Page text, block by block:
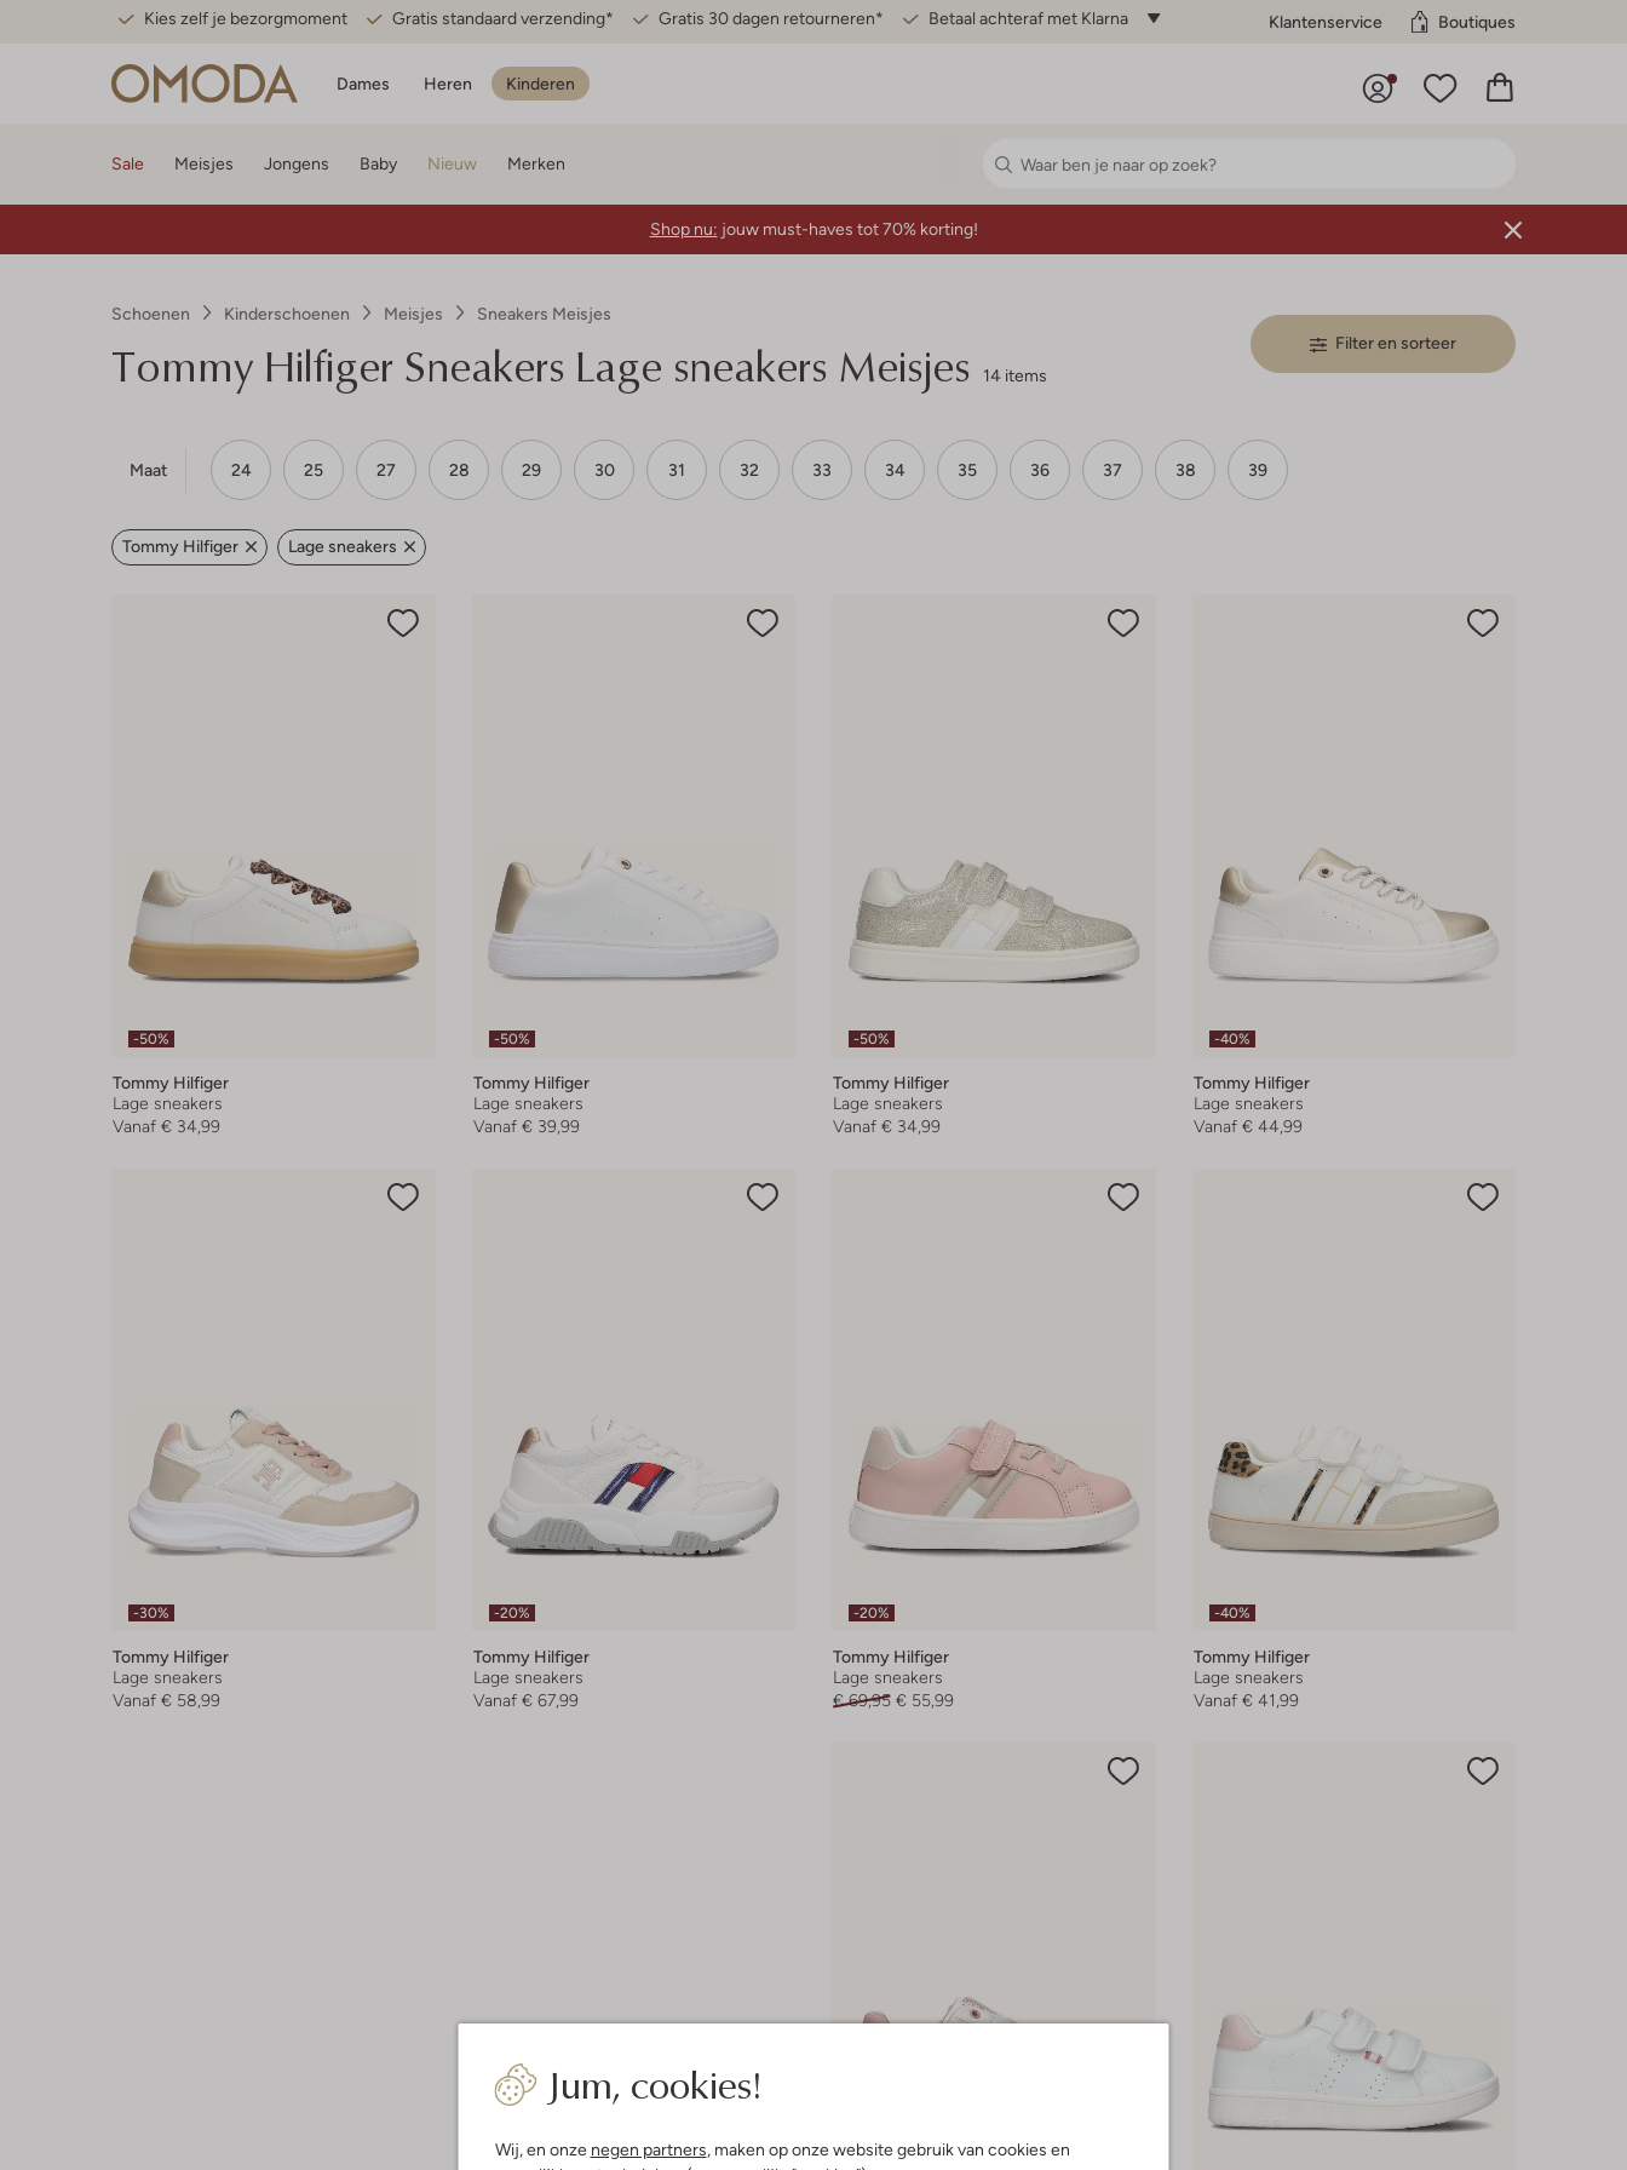
Kies zelf je bezorgmoment Gratis standaard verzending* Gratis 30 dagen retourneren* Betaal achteraf met Klarna Klantenservice Boutiques
Dames Heren Kinderen
Jum, cookies!
Wij, en onze negen partners, maken op onze website gebruik van cookies en
Sale Meisjes Jongens Baby Nieuw Merken
Shop nu: jouw must-haves tot 70% korting!
Schoenen Kinderschoenen Meisjes Sneakers Meisjes
Tommy Hilfiger Sneakers Lage sneakers Meisjes 14 items
Filter en sorteer
Maat 24 25 27 28 29 30 31 32 33 34 35 36 37 38 39
Tommy Hilfiger Lage sneakers
-50%
Tommy Hilfiger
Lage sneakers
Vanaf € 34,99
-50%
Tommy Hilfiger
Lage sneakers
Vanaf € 39,99
-50%
Tommy Hilfiger
Lage sneakers
Vanaf € 34,99
-40%
Tommy Hilfiger
Lage sneakers
Vanaf € 44,99
-30%
Tommy Hilfiger
Lage sneakers
Vanaf € 58,99
-20%
Tommy Hilfiger
Lage sneakers
Vanaf € 67,99
-20%
Tommy Hilfiger
Lage sneakers
€ 69,95 € 55,99
-40%
Tommy Hilfiger
Lage sneakers
Vanaf € 41,99
Laatste maten